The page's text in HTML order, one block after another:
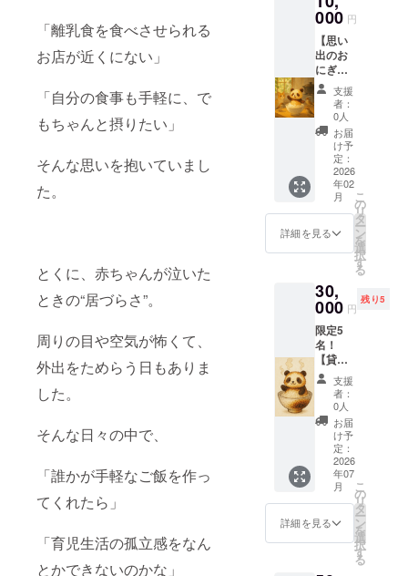
「離乳食を食べさせられる
お店が近くにない」
「自分の食事も手軽に、で
もちゃんと摂りたい」
そんな思いを抱いていまし
た。
とくに、赤ちゃんが泣いた
ときの“居づらさ”。
周りの目や空気が怖くて、
外出をためらう日もありま
した。
そんな日々の中で、
「誰かが手軽なご飯を作っ
てくれたら」
「育児生活の孤立感をなん
とかできないのかな」
ワーが
あると
されて
います
ので、
ぜひ、
好きな
人や大
切な
人、そ
して大
事な自
分への
贈り物
として
めです︎
まるで
ノのて
んとう
虫が付
いてい
るよう
で、 気
づいた
人もク
スッと
させて
しまう
アクセ
サリー︎
大きさ
は９ミ
リ程度
※ 1つ1
つ手作
業で制
愛され
ていま
す︎︎ 様々
ありま
すが、
・身体
に止ま
ると幸
せが
やって
くる ・
手に止
まると
結婚が
近づく
・家の
だけお
金が入
る ・病
気がち
な人に
てんと
う虫が
止まる
と病を
もって
いって
くれる
・好き
な人と
一緒に
う虫を
見つけ
クター
のてん
とう虫
のアク
セサ
リー︎ て
んとう
虫はフ
ランス
やドイ
ツ、欧
米諸
国、そ
して日
本では
「幸運
として
愛され
ていま
す︎︎ 様々
ありま
すが、
・身体
に止ま
ると幸
せが
やって
くる ・
手に止
まると
結婚が
近づく
・家の
000 円
【思い
出のお
にぎり
枠1週間
分】
【お礼
のメー
ル、お
にぎり3
個券】
お店の
ニュー
に思い
出のお
にぎり
うもの
があり
ます。
大切な
貴方の
思い出
のおに
ぎりを
できる
限り再
現し
て、店
頭メ
ニュー
として1
週間並
ばせて
支援
者：
0人
お届
け予
定：
2026
年02
月
詳細を見る
こ
の
リ
タ
ー
ン
を
選
択
す
る
30,
000 円
残り5
限定5
名！
【貸切
おにぎ
り屋体
験】 お
店を半
日貸切
（10時
から13
時半ま
で）
で、店
長と一
緒に仕
込みか
支援
者：
0人
お届
け予
定：
2026
年07
月
詳細を見る
こ
の
リ
タ
ー
ン
を
選
択
す
る